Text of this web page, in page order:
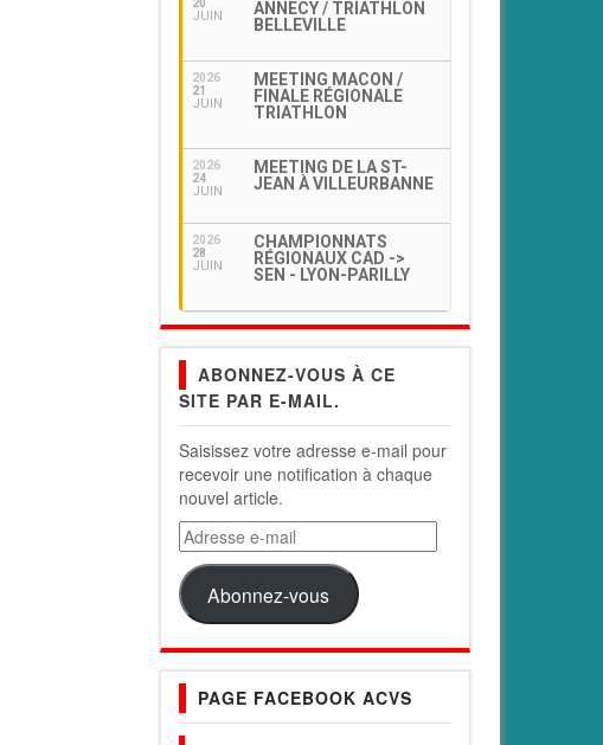
20
JUIN
ANNECY / TRIATHLON
BELLEVILLE
2026
21
JUIN
MEETING MACON /
FINALE RÉGIONALE
TRIATHLON
2026
24
JUIN
MEETING DE LA ST-
JEAN À VILLEURBANNE
2026
28
JUIN
CHAMPIONNATS
RÉGIONAUX CAD ->
SEN - LYON-PARILLY
ABONNEZ-VOUS À CE
SITE PAR E-MAIL.
Saisissez votre adresse e-mail pour
recevoir une notification à chaque
nouvel article.
Adresse
e-
mail
Abonnez-vous
PAGE FACEBOOK ACVS